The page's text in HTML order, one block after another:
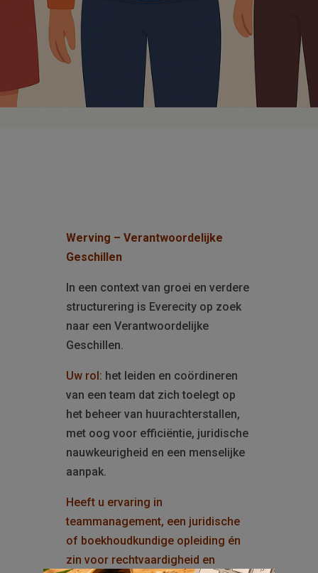
Werving – Verantwoordelijke
Geschillen
In een context van groei en verdere
structurering is Everecity op zoek
naar een Verantwoordelijke
Geschillen.
Uw rol: het leiden en coördineren
van een team dat zich toelegt op
het beheer van huurachterstallen,
met oog voor efficiëntie, juridische
nauwkeurigheid en een menselijke
aanpak.
Heeft u ervaring in
teammanagement, een juridische
of boekhoudkundige opleiding én
zin voor rechtvaardigheid en